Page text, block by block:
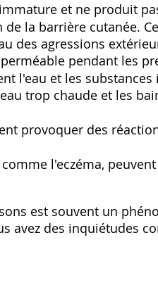
et ne produit
la barrière cutanée.
des agressions
pendant les
l'eau et les substances
trop chaude et les
provoquer des
l'eczéma,
est souvent un
avez des inquiétudes